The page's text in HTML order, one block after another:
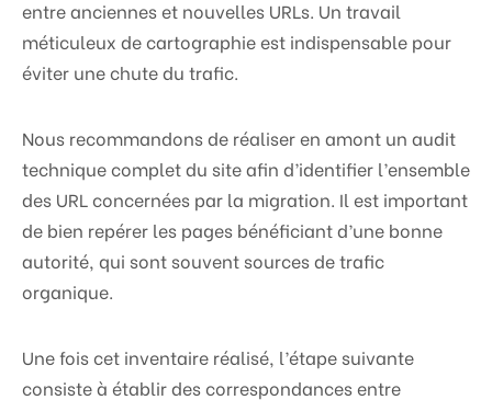
entre anciennes et nouvelles URLs. Un travail
méticuleux de cartographie est indispensable pour
éviter une chute du trafic.
Nous recommandons de réaliser en amont un audit
technique complet du site afin d’identifier l’ensemble
des URL concernées par la migration. Il est important
de bien repérer les pages bénéficiant d’une bonne
autorité, qui sont souvent sources de trafic
organique.
Une fois cet inventaire réalisé, l’étape suivante
consiste à établir des correspondances entre